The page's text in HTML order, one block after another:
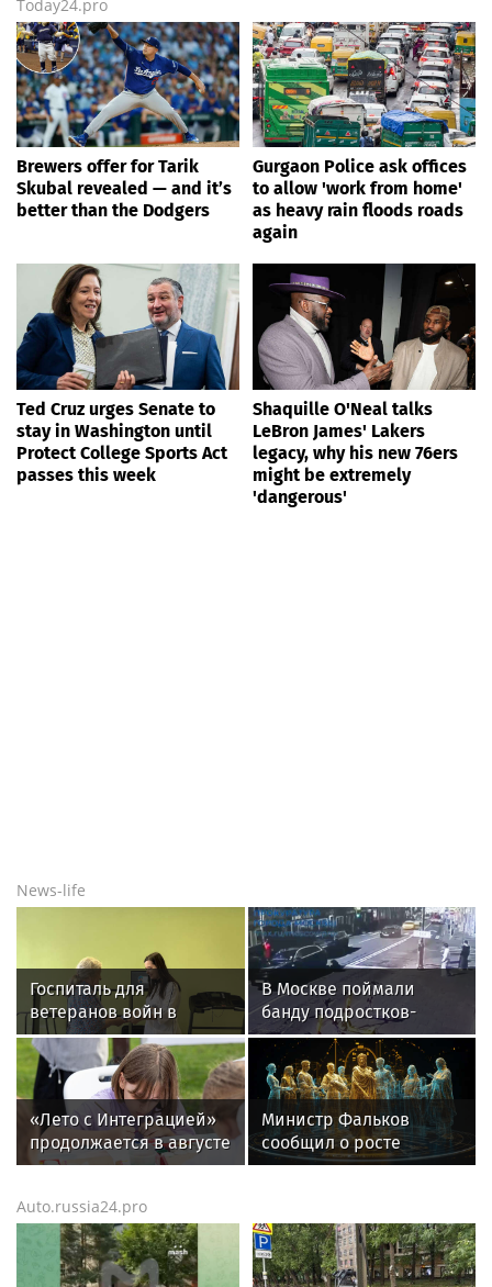
Today24.pro
Brewers offer for Tarik
Skubal revealed — and it’s
better than the Dodgers
Gurgaon Police ask offices
to allow 'work from home'
as heavy rain floods roads
again
Ted Cruz urges Senate to
stay in Washington until
Protect College Sports Act
passes this week
Shaquille O'Neal talks
LeBron James' Lakers
legacy, why his new 76ers
might be extremely
'dangerous'
News-life
Госпиталь для
ветеранов войн в
Екатеринбурге получил
новое оборудование
для реабилитации
В Москве поймали
банду подростков-
автоподставщиков
«Лето с Интеграцией»
продолжается в августе
— заключительный
Министр Фальков
сообщил о росте
популярности вузов в
Auto.russia24.pro